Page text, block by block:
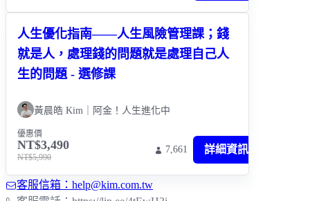
人生優化指南——人生風險管理課；錢
就是人，處理錢的問題就是處理自己人
生的問題 - 選修課
黃晨皓 Kim｜阿金！人生進化中
優惠價
NT$3,490
NT$5,990
7,661 詳細資訊
客服信箱：help@kim.com.tw